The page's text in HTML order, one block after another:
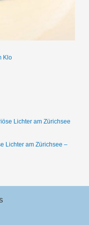
Klo
Lichter am Zürichsee –